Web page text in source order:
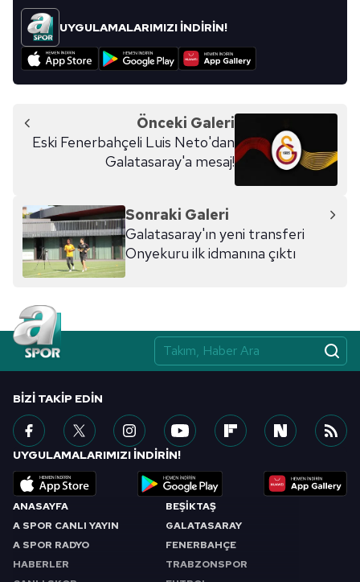
UYGULAMALARIMIZI İNDİRİN!
Önceki Galeri
Eski Fenerbahçeli Luis Neto'dan
Galatasaray'a mesaj!
Sonraki Galeri
Galatasaray'ın yeni transferi
Onyekuru ilk idmanına çıktı
ANASAYFA
A SPOR CANLI YAYIN
A SPOR RADYO
HABERLER
BEŞİKTAŞ
GALATASARAY
FENERBAHÇE
TRABZONSPOR
BIZI TAKIP EDIN
UYGULAMALARIMIZI İNDİRİN!